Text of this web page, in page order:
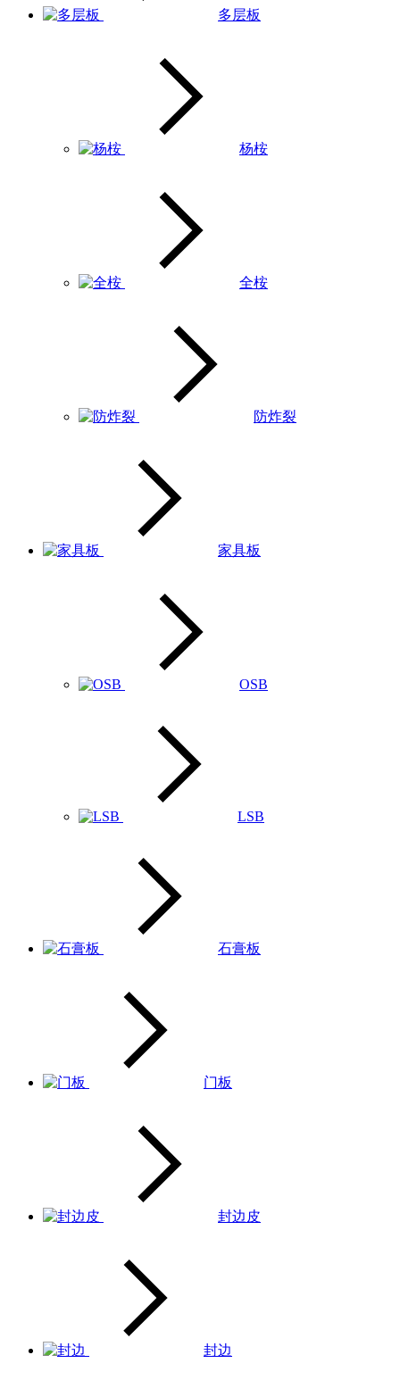
多层板
杨桉
全桉
防炸裂
家具板
OSB
LSB
石膏板
门板
封边皮
封边